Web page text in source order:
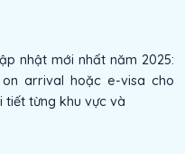
nhật mới nhất năm 2025:
arrival hoặc e-visa cho
tiết từng khu vực và